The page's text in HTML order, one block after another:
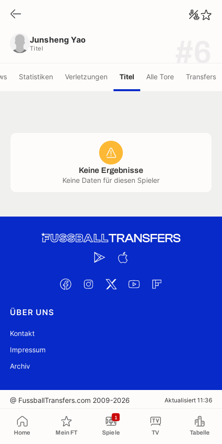
Home Mein FT Spiele
1
TV Tabelle
Junsheng Yao
Titel
Statistiken Verletzungen Titel Alle Tore Transfers
Keine Ergebnisse
Keine Daten für diesen Spieler
ÜBER UNS
Kontakt
Impressum
Archiv
@ FussballTransfers.com 2009-2026 Aktualisiert 11:36
In die Zwischenablage kopiert